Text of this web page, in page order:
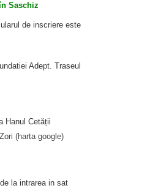
Saschiz
de inscriere este
Adept. Traseul
Hanul Cetății
(harta google)
la intrarea in sat